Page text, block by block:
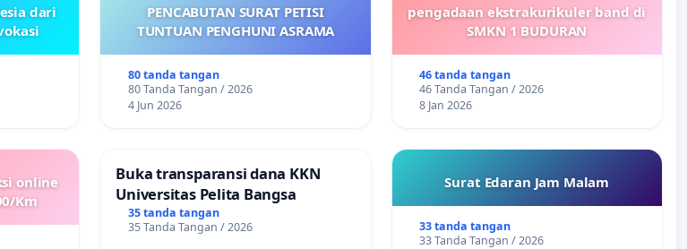
dari
PENCABUTAN SURAT PETISI
TUNTUAN PENGHUNI ASRAMA
80 tanda tangan
80 Tanda Tangan / 2026
4 Jun 2026
pengadaan ekstrakurikuler band di
SMKN 1 BUDURAN
46 tanda tangan
46 Tanda Tangan / 2026
8 Jan 2026
online
Km
Buka transparansi dana KKN
Universitas Pelita Bangsa
35 tanda tangan
35 Tanda Tangan / 2026
Surat Edaran Jam Malam
33 tanda tangan
33 Tanda Tangan / 2026